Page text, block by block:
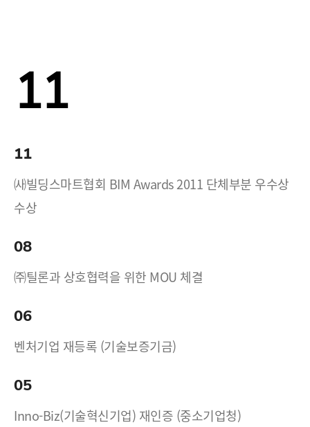
11
11
㈔빌딩스마트협회 BIM Awards 2011 단체부분 우수상
수상
08
㈜틸론과 상호협력을 위한 MOU 체결
06
벤처기업 재등록 (기술보증기금)
05
Inno-Biz(기술혁신기업) 재인증 (중소기업청)